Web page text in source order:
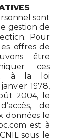
sont
gestion de
Pour
offres de
être
ces
à la loi
1978,
2004, le
de
données le
est à
sous le